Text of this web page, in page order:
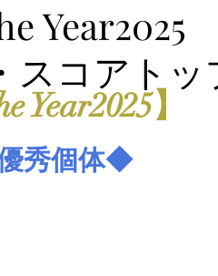
写真 The Hopei
Year2025
スコアトッ
Year2025】
秀個体◆